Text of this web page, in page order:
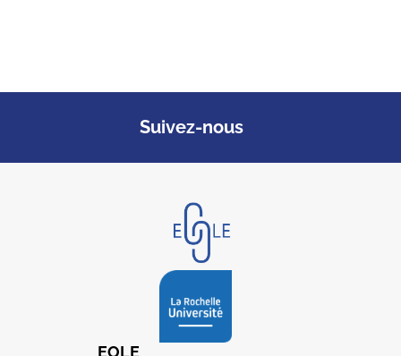
Suivez-nous
EOLE